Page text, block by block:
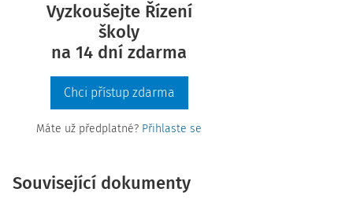
Vyzkoušejte Řízení
školy
na 14 dní zdarma
Chci přístup zdarma
Máte už předplatné? Přihlaste se
Související dokumenty